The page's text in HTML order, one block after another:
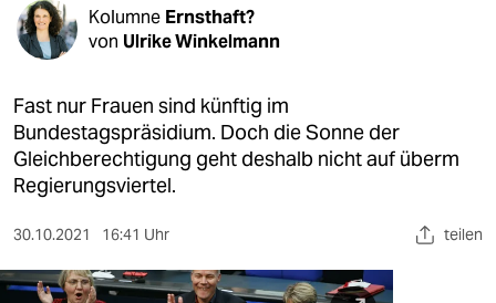
kultur
berlin
nord
wahrheit
verlag
Kolumne Ernsthaft?
von Ulrike Winkelmann
Fast nur Frauen sind künftig im
Bundestagspräsidium. Doch die Sonne der
Gleichberechtigung geht deshalb nicht auf überm
Regierungsviertel.
30.10.2021 16:41 Uhr teilen